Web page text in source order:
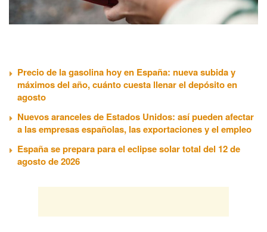
Precio de la gasolina hoy en España: nueva subida y
máximos del año, cuánto cuesta llenar el depósito en
agosto
Nuevos aranceles de Estados Unidos: así pueden afectar
a las empresas españolas, las exportaciones y el empleo
España se prepara para el eclipse solar total del 12 de
agosto de 2026